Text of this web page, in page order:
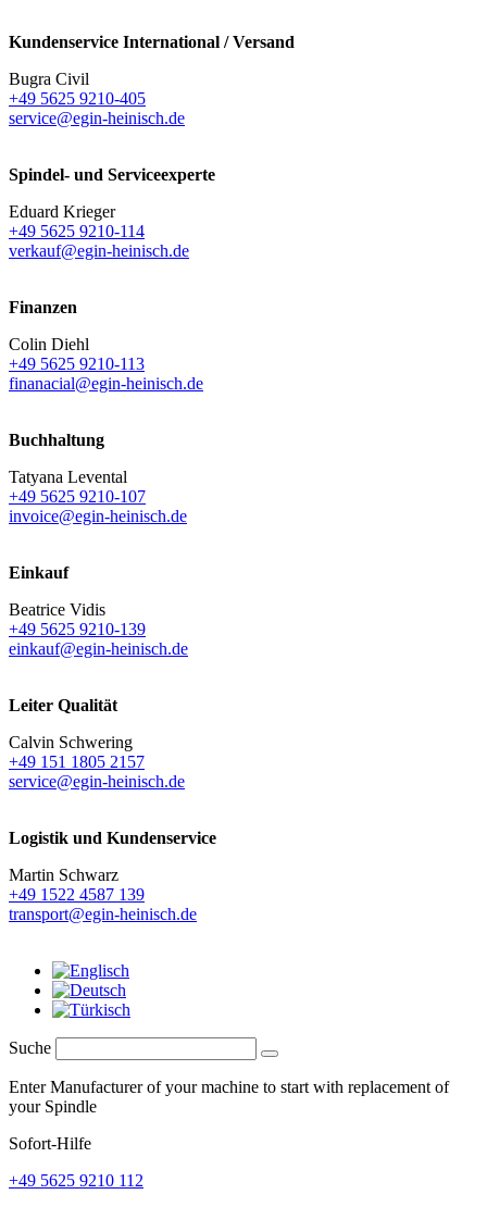
Kundenservice International / Versand
Bugra Civil
+49 5625 9210-405
service@egin-heinisch.de
Spindel- und Serviceexperte
Eduard Krieger
+49 5625 9210-114
verkauf@egin-heinisch.de
Finanzen
Colin Diehl
+49 5625 9210-113
finanacial@egin-heinisch.de
Buchhaltung
Tatyana Levental
+49 5625 9210-107
invoice@egin-heinisch.de
Einkauf
Beatrice Vidis
+49 5625 9210-139
einkauf@egin-heinisch.de
Leiter Qualität
Calvin Schwering
+49 151 1805 2157
service@egin-heinisch.de
Logistik und Kundenservice
Martin Schwarz
+49 1522 4587 139
transport@egin-heinisch.de
Suche
Enter Manufacturer of your machine to start with replacement of
your Spindle
Sofort-Hilfe
+49 5625 9210 112